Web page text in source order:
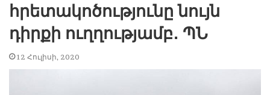
հրետակոծությունը նույն
դիրքի ուղղությամբ․ ՊՆ
12 Հուլիսի, 2020